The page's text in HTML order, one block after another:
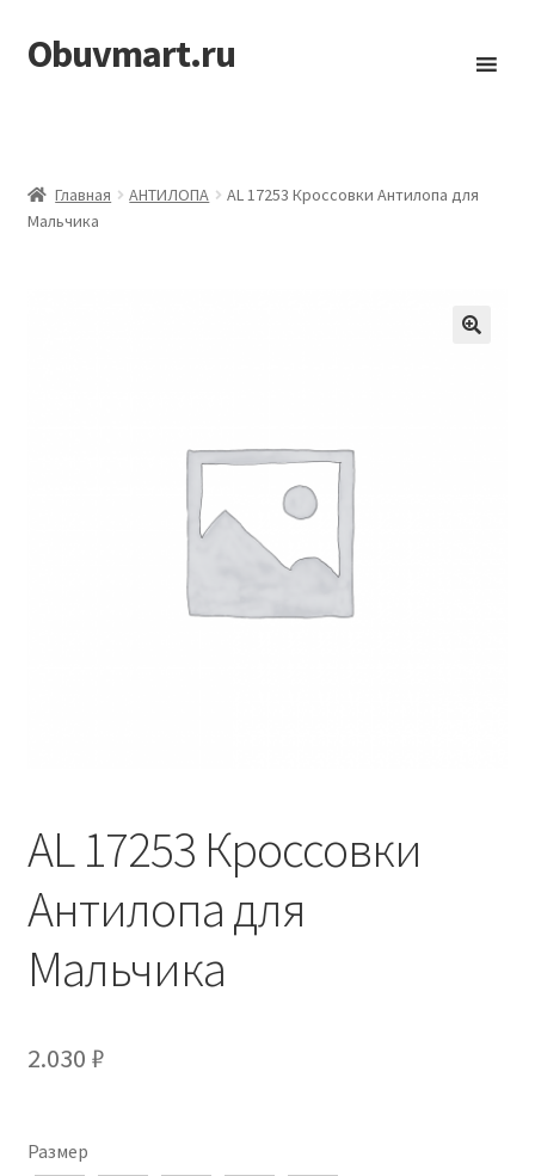
Перейти
к
Перейти
к
Obuvmart.ru
Главная АHТИЛОПА
AL 17253 Кроссовки Антилопа для
Мальчика
AL 17253 Кроссовки
Антилопа для
Мальчика
2.030 ₽
Размер